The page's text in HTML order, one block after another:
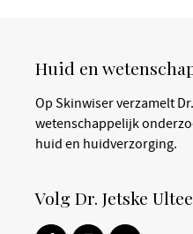
Huid en
Op Skinwiser verzamelt
wetenschappelijk
huid en huidverzorging.
Volg Dr. Jetske